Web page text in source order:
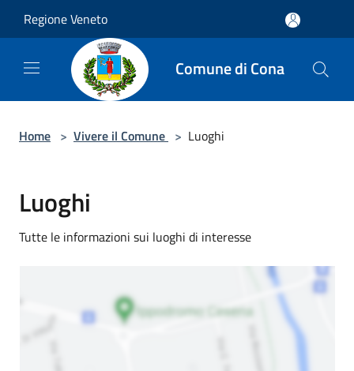
Regione Veneto
Comune di Cona
Home > Vivere il Comune > Luoghi
Luoghi
Tutte le informazioni sui luoghi di interesse